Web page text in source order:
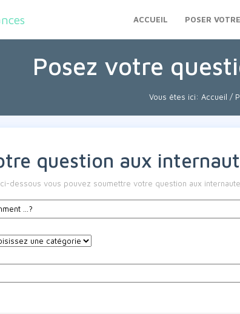
ACCUEIL POSER
Posez votre
Vous êtes ici: Accueil /
question aux
dessous vous pouvez soumettre votre question aux